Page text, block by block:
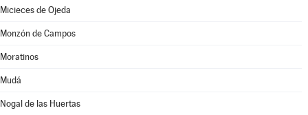
Micieces de Ojeda
Monzón de Campos
Moratinos
Mudá
Nogal de las Huertas